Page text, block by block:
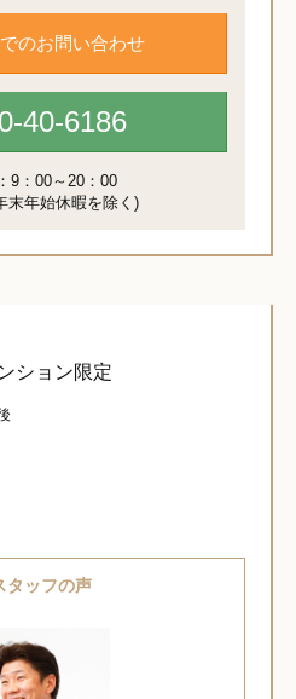
のお問い合わせ
40-6186
9：00～20：00
末年始休暇を除く)
ション限定
タッフの声